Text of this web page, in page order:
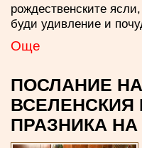
рождественските
буди удивление и
Oще
ПОСЛАНИЕ
ВСЕЛЕНСКИЯ
ПРАЗНИКА